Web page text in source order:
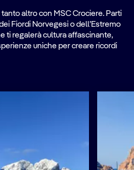
altro con MSC Crociere. Parti
Fiordi Norvegesi o dell’Estremo
ti regalerà cultura affascinante,
uniche per creare ricordi